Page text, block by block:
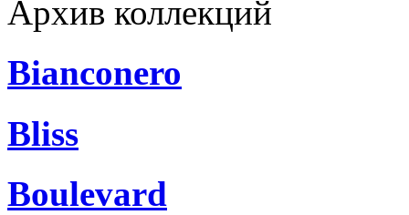
Архив коллекций
Bianconero
Bliss
Boulevard